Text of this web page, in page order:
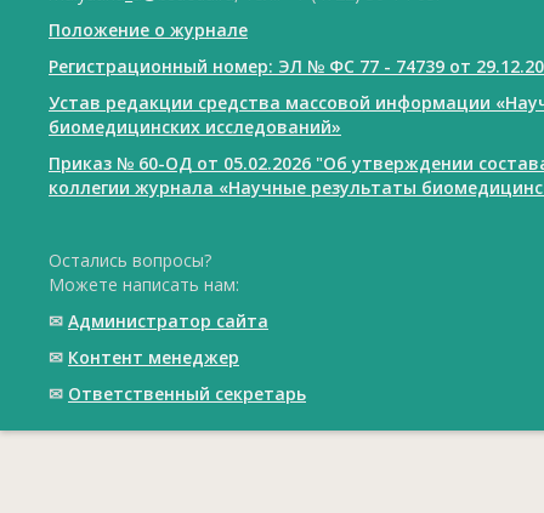
Положение о журнале
Регистрационный номер: ЭЛ № ФС 77 - 74739 от
Устав редакции средства массовой информации
биомедицинских исследований»
Приказ № 60-ОД от 05.02.2026 "Об утверждении
коллегии журнала «Научные результаты
Остались вопросы?
Можете написать нам:
✉ Администратор сайта
✉ Контент менеджер
✉ Ответственный cекретарь